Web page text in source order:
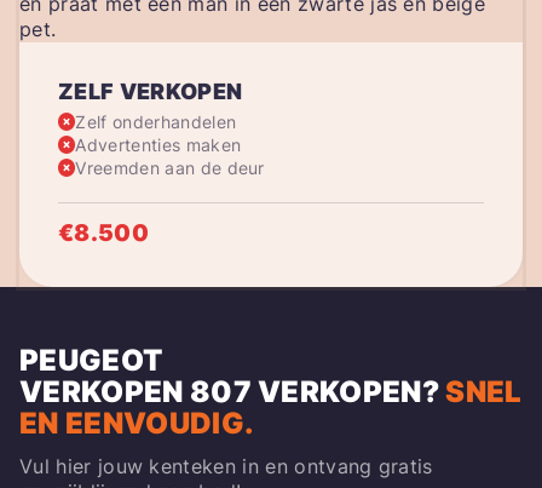
ZELF VERKOPEN
Zelf onderhandelen
Advertenties maken
Vreemden aan de deur
€8.500
PEUGEOT
VERKOPEN 807 VERKOPEN?SNEL
EN EENVOUDIG.
Vul hier jouw kenteken in en ontvang gratis